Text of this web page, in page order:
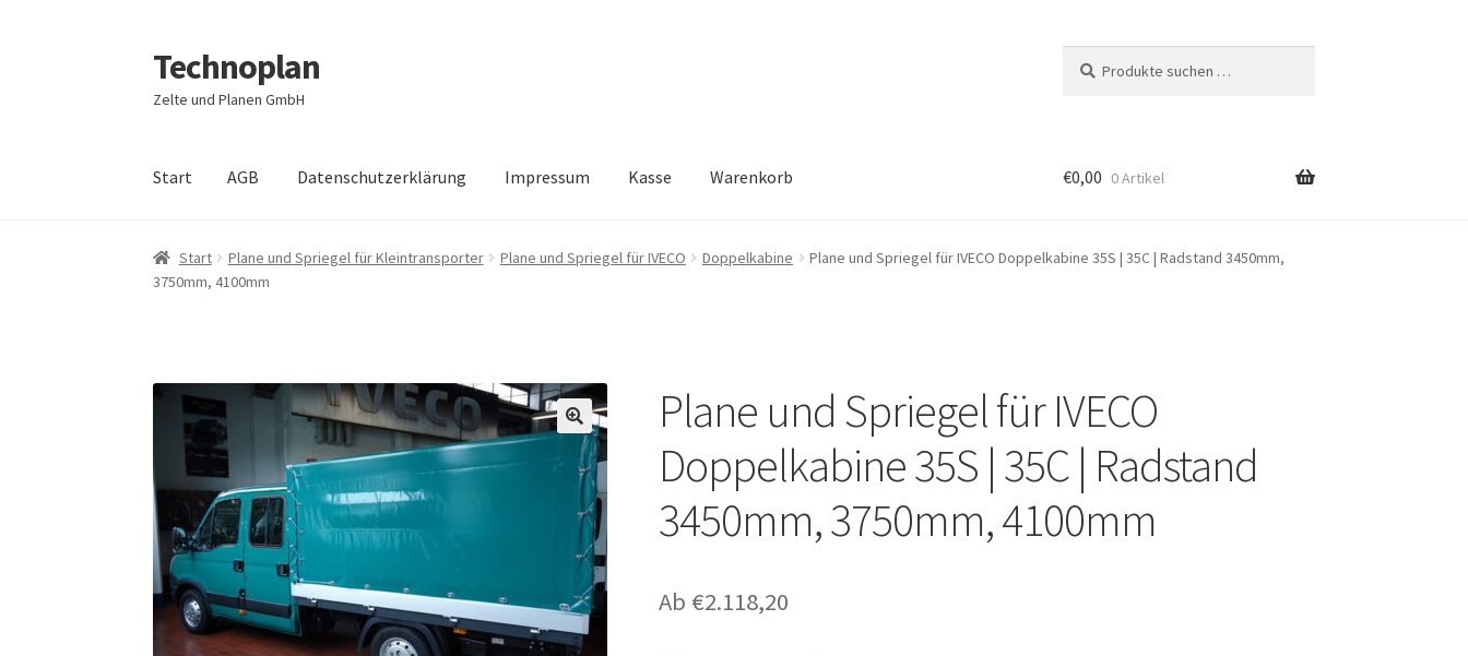
Zur
Navigation
springen
Zum
Inhalt
springen
Technoplan
Zelte und Planen GmbH
nach:
Start AGB Datenschutzerklärung Impressum Kasse Warenkorb
Start AGB Datenschutzerklärung Impressum Kasse Warenkorb
€0,00 0 Artikel
Start Plane und Spriegel für Kleintransporter Plane und Spriegel für IVECO Doppelkabine
Plane und Spriegel für IVECO Doppelkabine 35S | 35C | Radstand 3450mm,
3750mm, 4100mm
🔍
Plane und Spriegel für IVECO
Doppelkabine 35S | 35C | Radstand
3450mm, 3750mm, 4100mm
Ab €2.118,20